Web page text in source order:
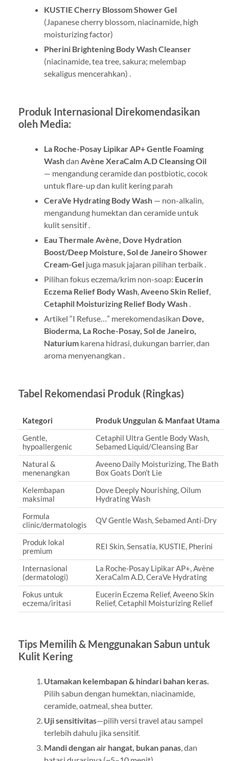
KUSTIE Cherry Blossom Shower Gel
(Japanese cherry blossom, niacinamide, high
moisturizing factor)
Pherini Brightening Body Wash Cleanser
(niacinamide, tea tree, sakura; melembap
sekaligus mencerahkan) .
Produk Internasional Direkomendasikan
oleh Media:
La Roche-Posay Lipikar AP+ Gentle Foaming
Washdan Avène XeraCalm A.D Cleansing Oil
— mengandung ceramide dan postbiotic, cocok
untuk flare-up dan kulit kering parah
CeraVe Hydrating Body Wash— non-alkalin,
mengandung humektan dan ceramide untuk
kulit sensitif .
Eau Thermale Avène, Dove Hydration
Boost/Deep Moisture, Sol de Janeiro Shower
Cream-Geljuga masuk jajaran pilihan terbaik .
Pilihan fokus eczema/krim non-soap: Eucerin
Eczema Relief Body Wash, Aveeno Skin Relief,
Cetaphil Moisturizing Relief Body Wash.
Artikel “I Refuse…” merekomendasikan Dove,
Bioderma, La Roche-Posay, Sol de Janeiro,
Naturiumkarena hidrasi, dukungan barrier, dan
aroma menyenangkan .
Tabel Rekomendasi Produk (Ringkas)
Kategori
Produk Unggulan & Manfaat Utama
Gentle,
hypoallergenic
Cetaphil Ultra Gentle Body Wash,
Sebamed Liquid/Cleansing Bar
Natural &
menenangkan
Aveeno Daily Moisturizing, The Bath
Box Goats Don’t Lie
Kelembapan
maksimal
Dove Deeply Nourishing, Oilum
Hydrating Wash
Formula
clinic/dermatologis
QV Gentle Wash, Sebamed Anti-Dry
Produk lokal
premium
REI Skin, Sensatia, KUSTIE, Pherini
Internasional
(dermatologi)
La Roche-Posay Lipikar AP+, Avène
XeraCalm A.D, CeraVe Hydrating
Fokus untuk
eczema/iritasi
Eucerin Eczema Relief, Aveeno Skin
Relief, Cetaphil Moisturizing Relief
Tips Memilih & Menggunakan Sabun untuk
Kulit Kering
Utamakan kelembapan & hindari bahan keras.
Pilih sabun dengan humektan, niacinamide,
ceramide, oatmeal, shea butter.
Uji sensitivitas—pilih versi travel atau sampel
terlebih dahulu jika sensitif.
Mandi dengan air hangat, bukan panas, dan